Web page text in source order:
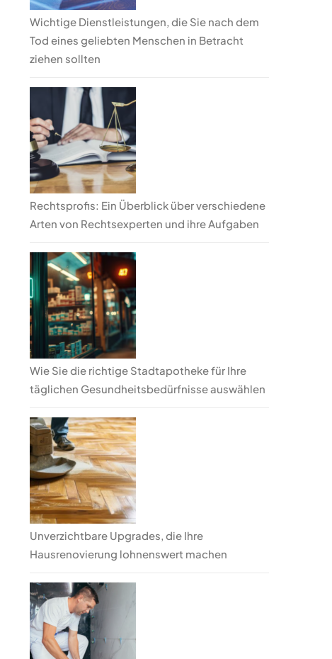
Wichtige Dienstleistungen, die Sie nach dem
Tod eines geliebten Menschen in Betracht
ziehen sollten
Rechtsprofis: Ein Überblick über verschiedene
Arten von Rechtsexperten und ihre Aufgaben
Wie Sie die richtige Stadtapotheke für Ihre
täglichen Gesundheitsbedürfnisse auswählen
Unverzichtbare Upgrades, die Ihre
Hausrenovierung lohnenswert machen